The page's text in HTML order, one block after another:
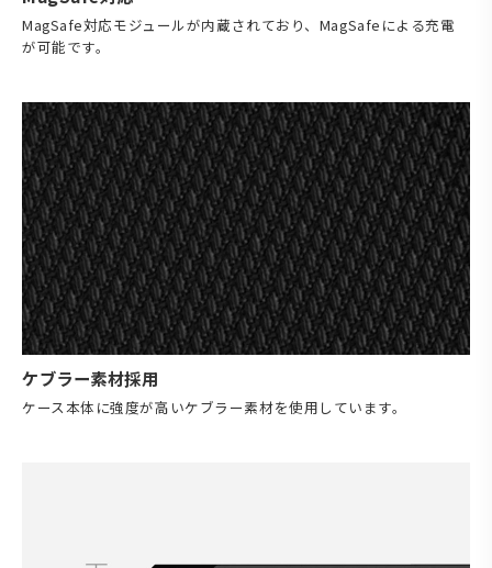
MagSafe対応モジュールが内蔵されており、MagSafeによる充電
が可能です。
ケブラー素材採用
ケース本体に強度が高いケブラー素材を使用しています。